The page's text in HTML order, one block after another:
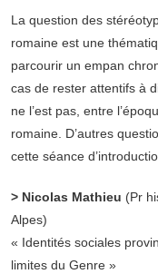
La question des
romaine est une
parcourir un empan
cas de rester attentifs à
ne l’est pas, entre
romaine. D’autres
cette séance
> Nicolas Mathieu (Pr
Alpes)
« Identités sociales
limites du Genre »